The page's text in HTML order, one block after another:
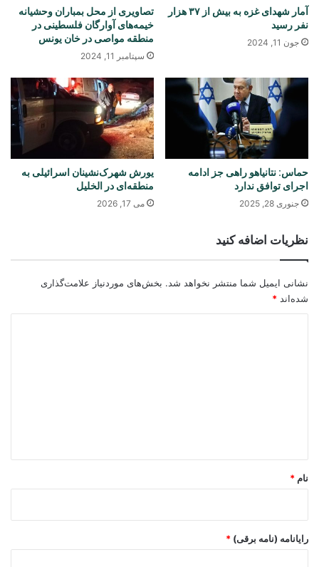
آمار شهدای غزه به بیش از ۳۷ هزار
نفر رسید
جون 11, 2024
تصاویری از محل بمباران وحشیانه
خیمه‌های آوارگان فلسطینی در
منطقه مواصی در خان یونس
سپتامبر 11, 2024
حماس: نتانیاهو راهی جز ادامه
اجرای توافق ندارد
جنوری 28, 2025
یورش شهرک‌نشینان اسرائیلی به
منطقه‌ای در الخلیل
می 17, 2026
نظریات اضافه کنید
نشانی ایمیل شما منتشر نخواهد شد. بخش‌های موردنیاز علامت‌گذاری
شده‌اند *
نام *
رایانامه (نامه برقی) *